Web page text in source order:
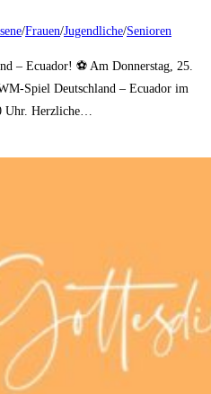
/Frauen/Jugendliche/Senioren
– Ecuador! ⚽ Am Donnerstag, 25.
Spiel Deutschland – Ecuador im
Uhr. Herzliche…